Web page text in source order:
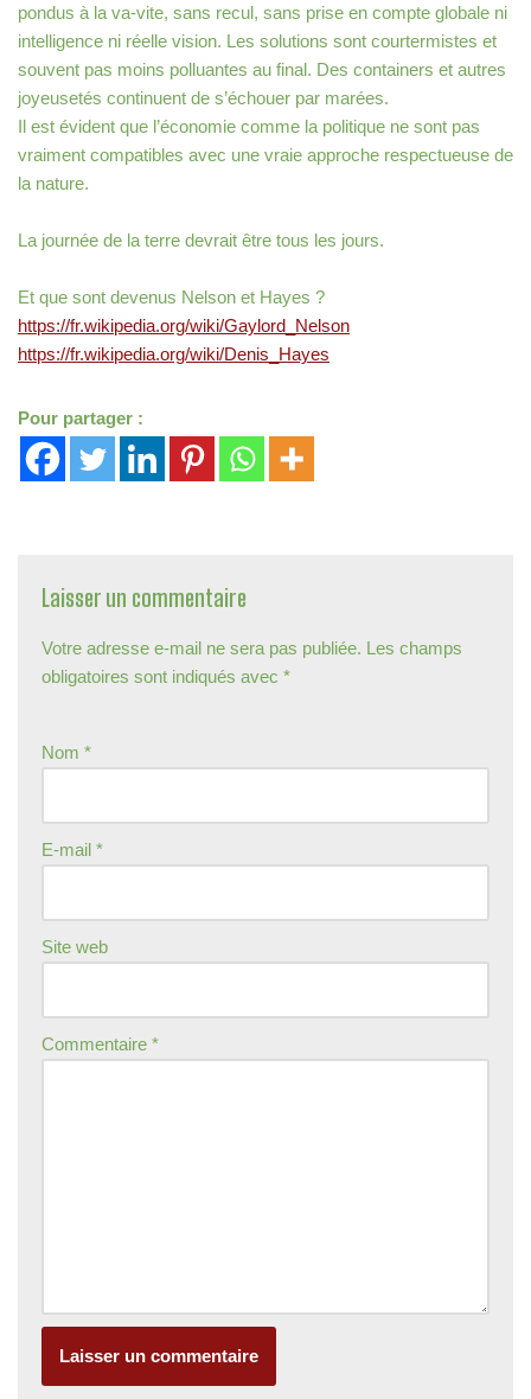
pondus à la va-vite, sans recul, sans prise en compte globale ni
intelligence ni réelle vision. Les solutions sont courtermistes et
souvent pas moins polluantes au final. Des containers et autres
joyeusetés continuent de s’échouer par marées.
Il est évident que l’économie comme la politique ne sont pas
vraiment compatibles avec une vraie approche respectueuse de
la nature.
La journée de la terre devrait être tous les jours.
Et que sont devenus Nelson et Hayes ?
https://fr.wikipedia.org/wiki/Gaylord_Nelson
https://fr.wikipedia.org/wiki/Denis_Hayes
Pour partager :
Laisser un commentaire
Votre adresse e-mail ne sera pas publiée. Les champs
obligatoires sont indiqués avec *
Nom *
E-mail *
Site web
Commentaire *